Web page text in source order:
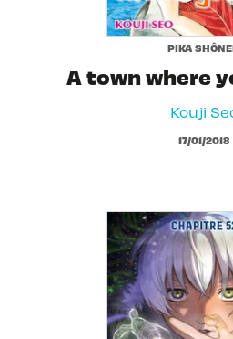
PIKA
A town where
Kouji
17/01/2018